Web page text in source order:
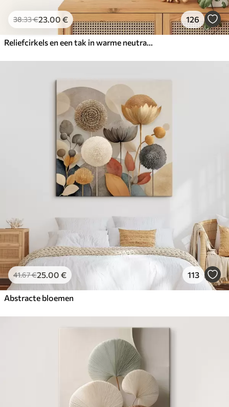
38.33€23.00 € 126
Reliefcirkels en een tak in warme neutrale tinten
41.67€25.00 € 113
Abstracte bloemen